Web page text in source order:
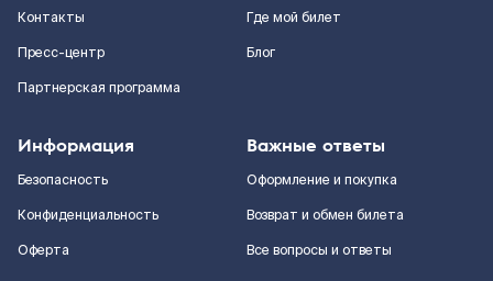
Контакты
Пресс-центр
Партнерская программа
Где мой билет
Блог
Информация
Безопасность
Конфиденциальность
Оферта
Важные ответы
Оформление и покупка
Возврат и обмен билета
Все вопросы и ответы